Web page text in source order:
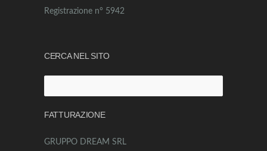
Registrazione n° 5942
CERCA NEL SITO
per:
FATTURAZIONE
GRUPPO DREAM SRL